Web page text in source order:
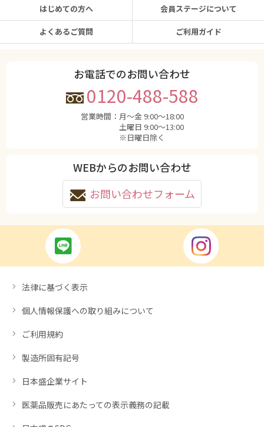
はじめての方へ
よくあるご質問
会員ステージについて
ご利用ガイド
お電話でのお問い合わせ
0120-488-588
営業時間： 月〜金 9:00〜18:00
土曜日 9:00〜13:00
※日曜日除く
WEBからのお問い合わせ
お問い合わせフォーム
法律に基づく表示
個人情報保護への取り組みについて
ご利用規約
製造所固有記号
日本盛企業サイト
医薬品販売にあたっての表示義務の記載